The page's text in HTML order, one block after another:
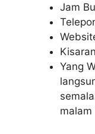
Jam
Yang